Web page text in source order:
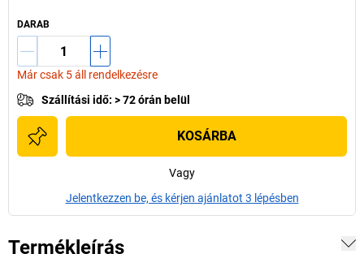
DARAB
Már csak 5 áll rendelkezésre
Szállítási idő: > 72 órán belül
KOSÁRBA
Vagy
Jelentkezzen be, és kérjen ajánlatot 3 lépésben
Termékleírás